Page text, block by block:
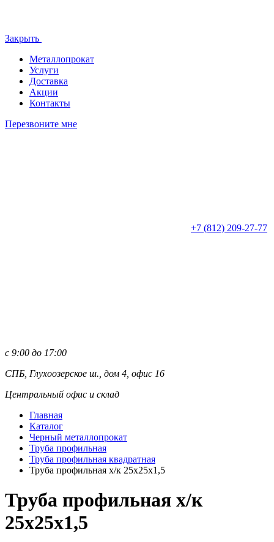
Закрыть
Металлопрокат
Услуги
Доставка
Акции
Контакты
Перезвоните мне
+7 (812) 209-27-77
с 9:00 до 17:00
СПБ, Глухоозерское ш., дом 4, офис 16
Центральный офис и склад
Главная
Каталог
Черный металлопрокат
Труба профильная
Труба профильная квадратная
Труба профильная х/к 25х25х1,5
Труба профильная х/к
25х25х1,5